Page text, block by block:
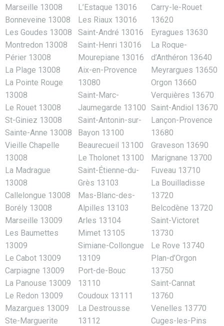
Marseille 13008
Bonneveine 13008
Les Goudes 13008
Montredon 13008
Périer 13008
La Plage 13008
La Pointe Rouge
13008
Le Rouet 13008
St-Giniez 13008
Sainte-Anne 13008
Vieille Chapelle
13008
La Madrague
13008
Callelongue 13008
Borély 13008
Marseille 13009
Les Baumettes
13009
Le Cabot 13009
Carpiagne 13009
La Panouse 13009
Le Redon 13009
Mazargues 13009
Ste-Marguerite
L’Estaque 13016
Les Riaux 13016
Saint-André 13016
Saint-Henri 13016
Mourepiane 13016
Aix-en-Provence
13080
Saint-Marc-
Jaumegarde 13100
Saint-Antonin-sur-
Bayon 13100
Beaurecueil 13100
Le Tholonet 13100
Saint-Étienne-du-
Grès 13103
Mas-Blanc-des-
Alpilles 13103
Arles 13104
Mimet 13105
Simiane-Collongue
13109
Port-de-Bouc
13110
Coudoux 13111
La Destrousse
13112
Carry-le-Rouet
13620
Eyragues 13630
La Roque-
d’Anthéron 13640
Meyrargues 13650
Orgon 13660
Verquières 13670
Saint-Andiol 13670
Lançon-Provence
13680
Graveson 13690
Marignane 13700
Fuveau 13710
La Bouilladisse
13720
Belcodène 13720
Saint-Victoret
13730
Le Rove 13740
Plan-d’Orgon
13750
Saint-Cannat
13760
Venelles 13770
Cuges-les-Pins